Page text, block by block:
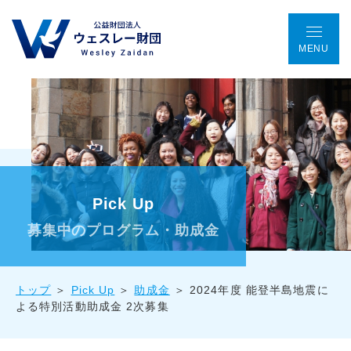
MENU
TOP アクセス ENGLISH 会議室予約 お問い合わせ
ウェスレー財団とは
プログラム
Pick Up
募集中のプログラム・助成金
トップ Pick Up 助成金
2024年度 能登半島地震に
よる特別活動助成金 2次募集